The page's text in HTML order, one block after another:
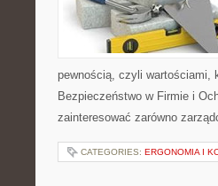
pewnością, czyli wartościami,
Bezpieczeństwo w Firmie i
zainteresować zarówno
CATEGORIES: ERGONOMIA I